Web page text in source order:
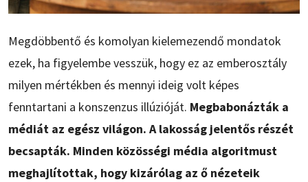
Megdöbbentő és komolyan kielemezendő mondatok
ezek, ha figyelembe vesszük, hogy ez az emberosztály
milyen mértékben és mennyi ideig volt képes
fenntartani a konszenzus illúzióját. Megbabonázták a
médiát az egész világon. A lakosság jelentős részét
becsapták. Minden közösségi média algoritmust
meghajlítottak, hogy kizárólag az ő nézeteik